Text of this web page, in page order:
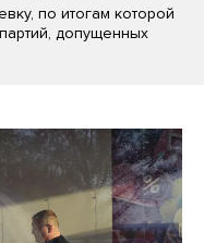
по итогам которой
допущенных